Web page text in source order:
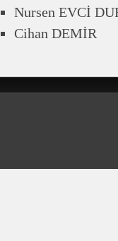
Nursen EVCİ
Cihan DEMİR